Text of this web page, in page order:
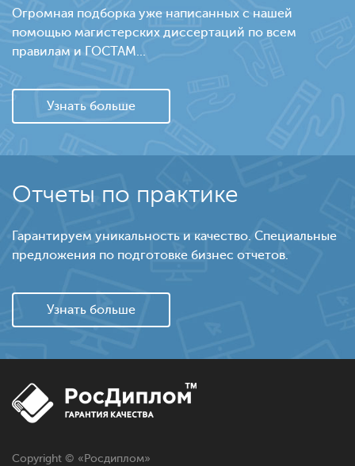
Огромная подборка уже написанных с нашей
помощью магистерских диссертаций по всем
правилам и ГОСТАМ...
Узнать больше
Отчеты по практике
Гарантируем уникальность и качество. Специальные
предложения по подготовке бизнес отчетов.
Узнать больше
Copyright © « Росдиплом»